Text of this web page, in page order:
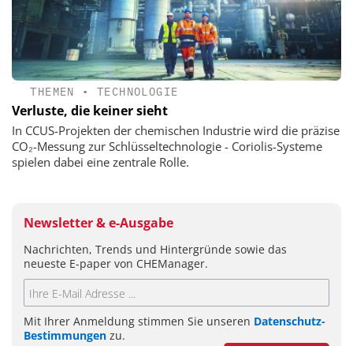
THEMEN •TECHNOLOGIE
Verluste, die keiner sieht
In CCUS-Projekten der chemischen Industrie wird die präzise
CO₂-Messung zur Schlüsseltechnologie - Coriolis-Systeme
spielen dabei eine zentrale Rolle.
Newsletter & e-Ausgabe
Nachrichten, Trends und Hintergründe sowie das
neueste E-paper von CHEManager.
Mit Ihrer Anmeldung stimmen Sie unseren Datenschutz-
Bestimmungen zu.